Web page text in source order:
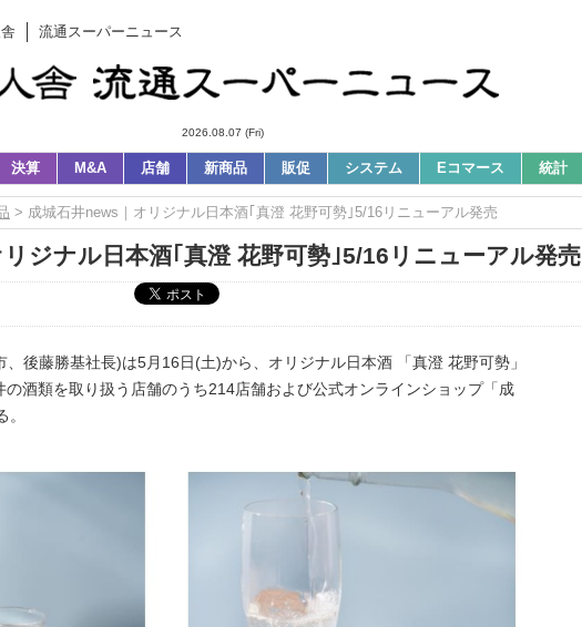
流通スーパーニュース
2026.08.07 (Fri)
決算 M&A 店舗 新商品 販促 システム Eコマース 統計
> 成城石井news｜オリジナル日本酒｢真澄 花野可勢｣5/16リニューアル発売
ジナル日本酒｢真澄 花野可勢｣5/16リニューアル発売
後藤勝基社長)は5月16日(土)から、オリジナル日本酒 「真澄 花野可勢」
の酒類を取り扱う店舗のうち214店舗および公式オンラインショップ「成